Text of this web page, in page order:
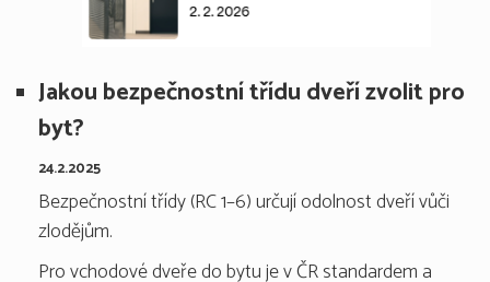
Jakou bezpečnostní třídu dveří zvolit pro
byt?
24.2.2025
Bezpečnostní třídy (RC 1–6) určují odolnost dveří vůči
zlodějům.
Pro vchodové dveře do bytu je v ČR standardem a